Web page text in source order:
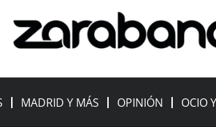
MADRID Y MÁS OPINIÓN OCIO